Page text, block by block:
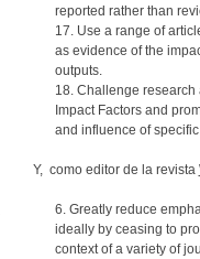
reported rather than
17. Use a range of
as evidence of the
outputs.
18. Challenge
Impact Factors and
and influence of
Y, como editor de la revista
6. Greatly reduce
ideally by ceasing to
context of a variety of